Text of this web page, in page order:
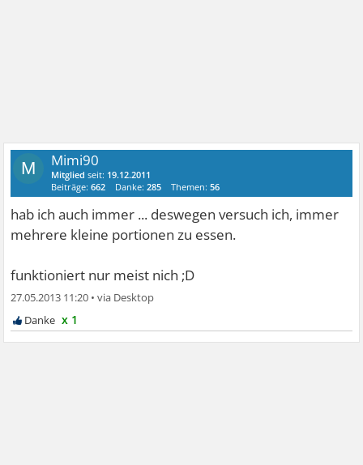
M Mimi90
Mitglied seit: 19.12.2011
Beiträge:662 Danke:285 Themen:56
hab ich auch immer ... deswegen versuch ich, immer
mehrere kleine portionen zu essen.
funktioniert nur meist nich ;D
27.05.2013 11:20 •
x 1